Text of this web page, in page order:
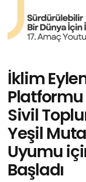
İklim
Platformu
Sivil
Yeşil
Uyumu
Başladı